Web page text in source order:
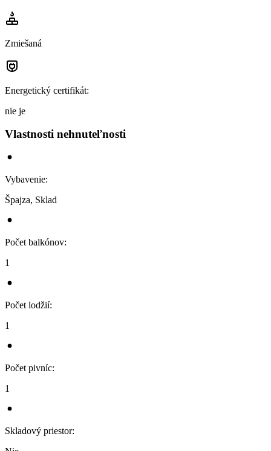
Zmiešaná
Energetický certifikát:
nie je
Vlastnosti nehnuteľnosti
Vybavenie:
Špajza, Sklad
Počet balkónov:
1
Počet lodžií:
1
Počet pivníc:
1
Skladový priestor: